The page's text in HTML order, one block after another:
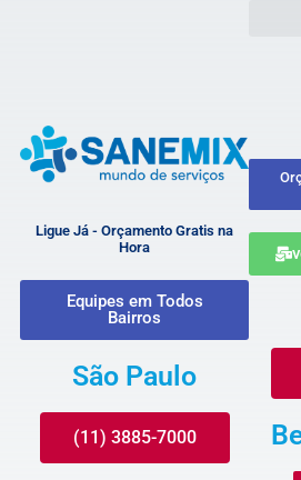
Ligue Já - Orçamento Gratis na
Hora
Equipes em Todos
Bairros
São Paulo
(11) 3885-7000